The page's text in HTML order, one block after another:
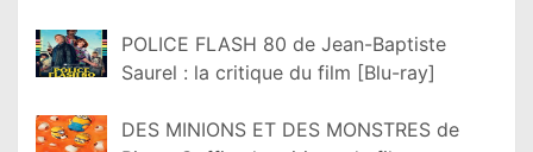
POLICE FLASH 80 de Jean-Baptiste
Saurel : la critique du film [Blu-ray]
DES MINIONS ET DES MONSTRES de